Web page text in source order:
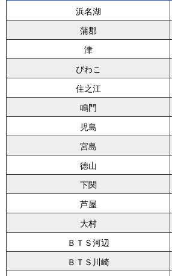
浜名湖
蒲郡
津
びわこ
住之江
鳴門
児島
宮島
徳山
下関
芦屋
大村
ＢＴＳ河辺
ＢＴＳ川崎